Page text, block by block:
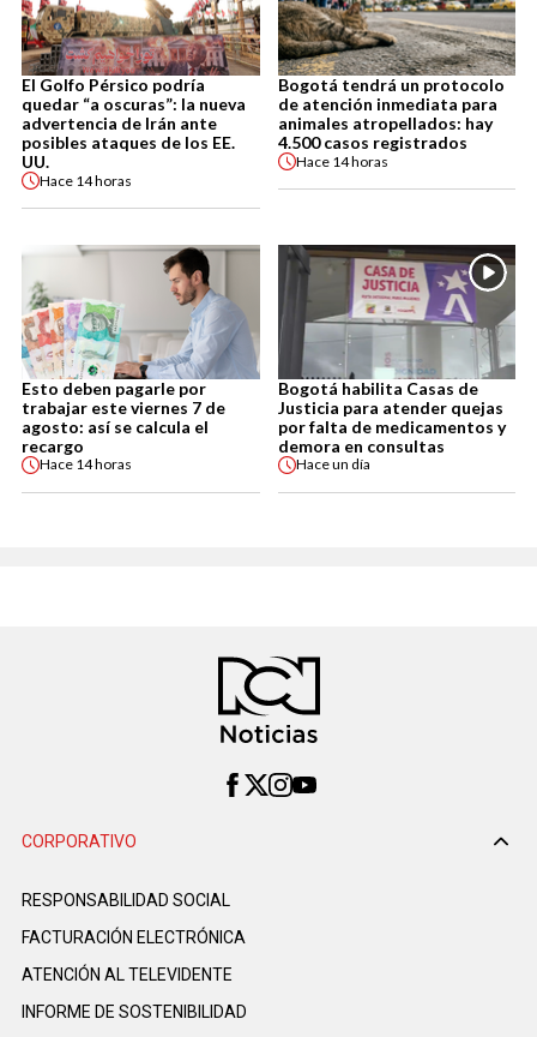
El Golfo Pérsico podría
quedar “a oscuras”: la nueva
advertencia de Irán ante
posibles ataques de los EE.
UU.
Hace 14 horas
Bogotá tendrá un protocolo
de atención inmediata para
animales atropellados: hay
4.500 casos registrados
Hace 14 horas
Esto deben pagarle por
trabajar este viernes 7 de
agosto: así se calcula el
recargo
Hace 14 horas
Bogotá habilita Casas de
Justicia para atender quejas
por falta de medicamentos y
demora en consultas
Haceun día
CORPORATIVO
RESPONSABILIDAD SOCIAL
FACTURACIÓN ELECTRÓNICA
ATENCIÓN AL TELEVIDENTE
INFORME DE SOSTENIBILIDAD